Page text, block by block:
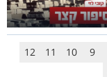
9
10
11
12